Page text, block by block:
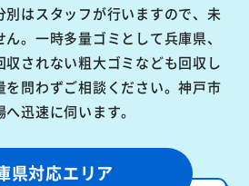
別はスタッフが行いますので、未
。一時多量ゴミとして兵庫県、
されない粗大ゴミなども回収し
を問わずご相談ください。神戸市
迅速に伺います。
県対応エリア